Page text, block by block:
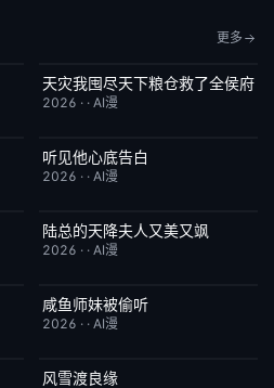
更多
完结 2.0
天灾我囤尽天下粮仓救了全侯府
2026 · · AI漫
完结
听见他心底告白
2026 · · AI漫
完结
陆总的天降夫人又美又飒
2026 · · AI漫
完结
咸鱼师妹被偷听
2026 · · AI漫
完结
风雪渡良缘